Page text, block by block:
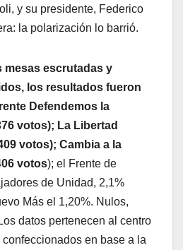
y su presidente, Federico
la polarización lo barrió.
mesas escrutadas y
los resultados fueron
Defendemos la
votos); La Libertad
votos); Cambia a la
votos); el Frente de
de Unidad, 2,1%
Más el 1,20%. Nulos,
datos pertenecen al centro
en base a la